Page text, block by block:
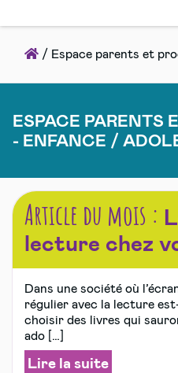
Accueil
/ Espace parents et
ESPACE PARENTS
- ENFANCE /
Article du mois :
lecture chez
Dans une société où
régulier avec la lecture
choisir des livres qui
ado […]
Lire la suite